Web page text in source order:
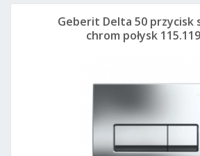
Geberit Delta 50 przycisk
chrom połysk